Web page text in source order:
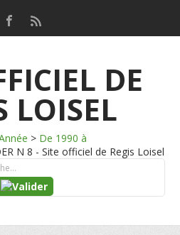
DE
LOISEL
> De 1990 à
N 8 - Site officiel de Regis Loisel